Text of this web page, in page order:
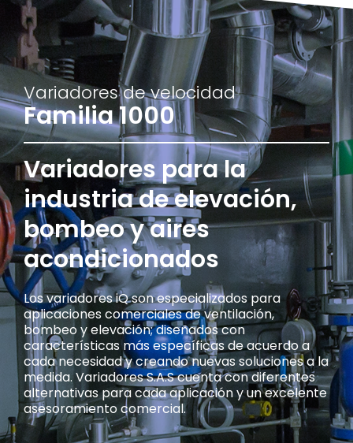
Variadores de velocidad
Familia 1000
Variadores para la
industria de elevación,
bombeo y aires
acondicionados
Los variadores iQ son especializados para
aplicaciones comerciales de ventilación,
bombeo y elevación; diseñados con
características más específicas de acuerdo a
cada necesidad y creando nuevas soluciones a la
medida. Variadores S.A.S cuenta con diferentes
alternativas para cada aplicación y un excelente
asesoramiento comercial.